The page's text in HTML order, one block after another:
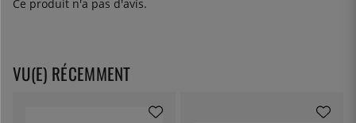
Ce produit n'a pas d'avis.
VU(E) RÉCEMMENT